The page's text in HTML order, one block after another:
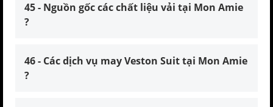
45 - Nguồn gốc các chất liệu vải tại Mon Amie
?
46 - Các dịch vụ may Veston Suit tại Mon Amie
?